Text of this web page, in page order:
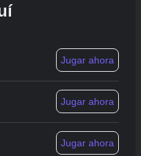
Jugar ahora
Jugar ahora
Jugar ahora